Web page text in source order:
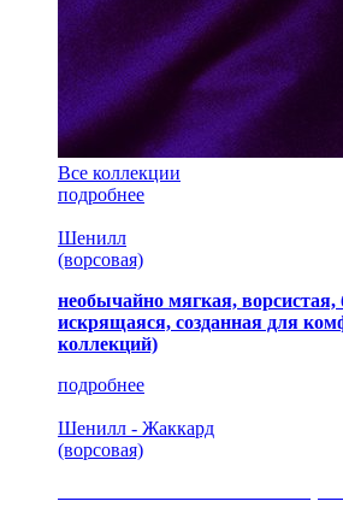
Все коллекции
подробнее
Шенилл
(ворсовая)
необычайно мягкая, ворсистая,
искрящаяся, созданная для
коллекций)
подробнее
Шенилл - Жаккард
(ворсовая)